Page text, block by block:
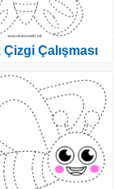
Çalışması